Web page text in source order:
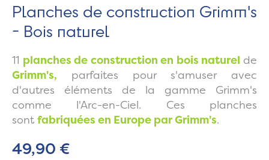
Planches de construction Grimm's
- Bois naturel
11 planches de construction en bois naturel de
Grimm's, parfaites pour s'amuser avec
d'autres éléments de la gamme Grimm's
comme l'Arc-en-Ciel. Ces planches
sont fabriquées en Europe par Grimm's.
49,90 €